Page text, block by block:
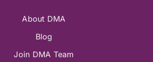
About DMA
Blog
Join DMA Team